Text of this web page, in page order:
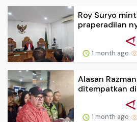
Roy Suryo
praperadilan
1 month ago
Alasan
ditempatkan di
1 month ago